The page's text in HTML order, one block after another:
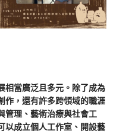
相當廣泛且多元。除了成為
作，還有許多跨領域的職涯
管理、藝術治療與社會工
以成立個人工作室、開設藝